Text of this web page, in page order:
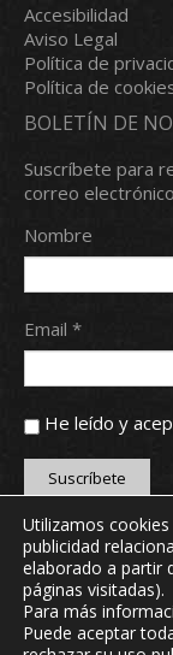
Accesibilidad
Aviso Legal
Política de
Política de
BOLETÍN DE
Suscríbete para
correo electrónico
Nombre
Email *
He leído y
Copyright ©
Utilizamos
publicidad
elaborado a partir
páginas visitadas).
Para más
Puede aceptar